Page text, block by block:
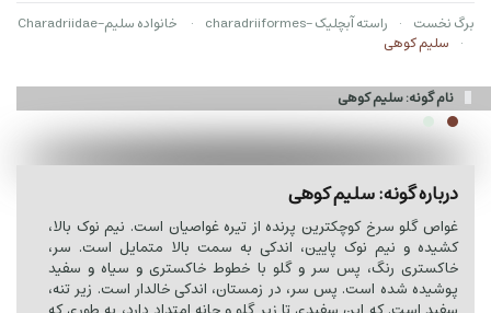
برگ نخست راسته آبچلیک -charadriiformes
خانواده سلیم-Charadriidae
سلیم کوهی
نام گونه: سلیم کوهی
درباره گونه: سلیم کوهی
غواص گلو سرخ کوچکترین پرنده از تیره غواصیان است. نیم نوک بالا،
کشیده و نیم نوک پایین، اندکی به سمت بالا متمایل است. سر،
خاکستری رنگ، پس سر و گلو با خطوط خاکستری و سیاه و سفید
پوشیده شده است. پس سر، در زمستان، اندکی خالدار است. زیر تنه،